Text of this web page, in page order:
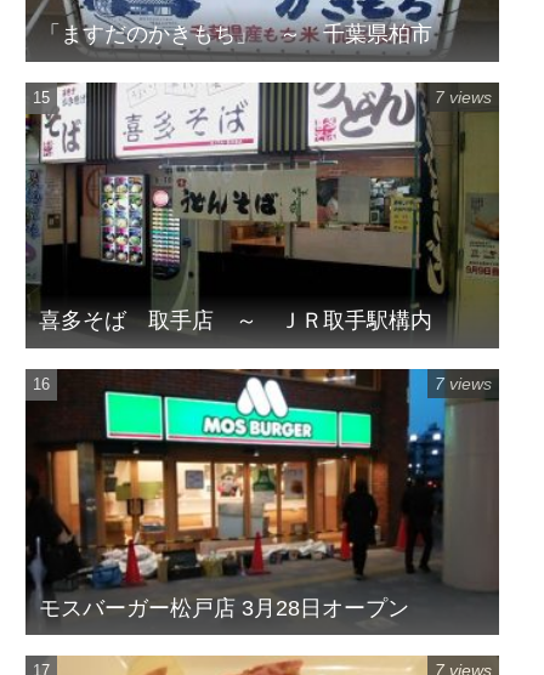
「ますだのかきもち」 ～ 千葉県柏市
喜多そば 取手店 ～ ＪＲ取手駅構内
7 views
モスバーガー松戸店 3月28日オープン
7 views
7 views